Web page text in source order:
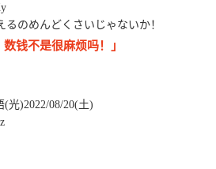
のめんどくさいじゃないか！
钱不是很麻烦吗！」
光)2022/08/20(土)